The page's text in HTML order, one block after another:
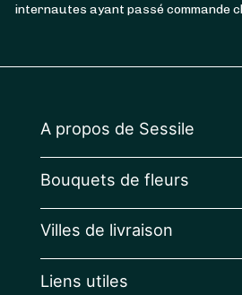
internautes ayant passé commande
A propos de Sessile
Bouquets de fleurs
Villes de livraison
Liens utiles